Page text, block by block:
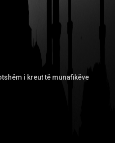
i kreut të munafikëve